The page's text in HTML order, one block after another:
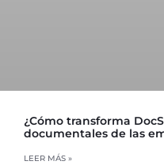
¿Cómo transforma
documentales de las
LEER MÁS »